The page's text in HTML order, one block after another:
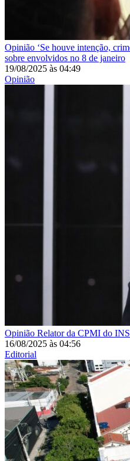
Opinião ‘Se houve intenção,
sobre envolvidos no 8 de janeiro
19/08/2025 às 04:49
Opinião
Opinião Relator da CPMI do
16/08/2025 às 04:56
Editorial